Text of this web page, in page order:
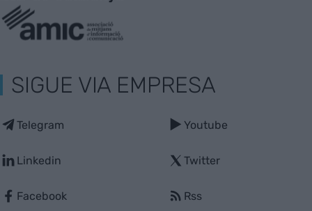
SIGUE VIA EMPRESA
Telegram
Linkedin
Facebook
Youtube
Twitter
Rss